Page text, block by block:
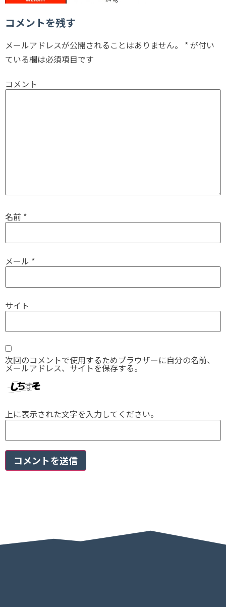
コメントを残す
メールアドレスが公開されることはありません。 *が付い
ている欄は必須項目です
コメント
名前 *
メール *
サイト
次回のコメントで使用するためブラウザーに自分の名前、
メールアドレス、サイトを保存する。
上に表示された文字を入力してください。